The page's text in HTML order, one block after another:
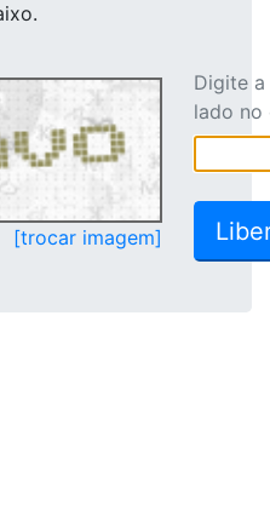
[trocar imagem]
Digite
lado no